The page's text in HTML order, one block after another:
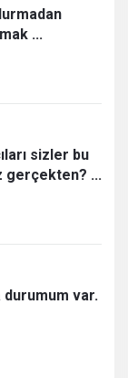
...
sizler bu
gerçekten? ...
durumum var.